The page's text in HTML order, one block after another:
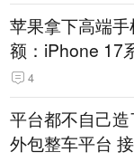
苹果拿下高端
额：iPhone 17
4
平台都不自己
外包整车平台